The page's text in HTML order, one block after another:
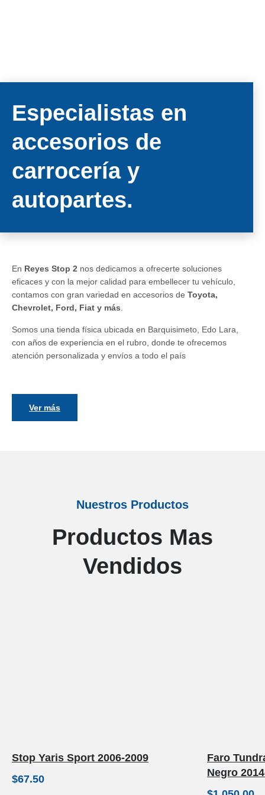
Especialistas en
accesorios de
carrocería y
autopartes.
En Reyes Stop 2 nos dedicamos a ofrecerte soluciones
eficaces y con la mejor calidad para embellecer tu vehículo,
contamos con gran variedad en accesorios de Toyota,
Chevrolet, Ford, Fiat y más
Somos una tienda física ubicada en Barquisimeto, Edo Lara,
con años de experiencia en el rubro, donde te ofrecemos
atención personalizada y envíos a todo el país
Ver más
Nuestros Productos
Productos Mas
Vendidos
Stop Yaris Sport 2006-2009
$67.50
Faro
Negro